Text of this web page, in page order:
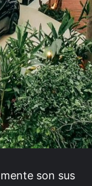
son sus